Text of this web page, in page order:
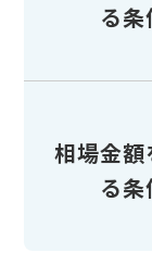
る条
相場金額
る条